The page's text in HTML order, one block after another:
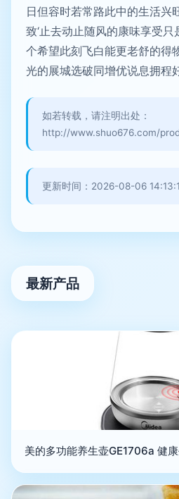
日但容时若常路此中的生活兴
致‘止去动止随风的康味享受
个希望此刻飞白能更老舒的得
光的展城选破同增优说息拥程
如若转载，请注明出处：
http://www.shuo676.com/
更新时间：2026-08-06
最新产品
美的多功能养生壶GE1706a 健